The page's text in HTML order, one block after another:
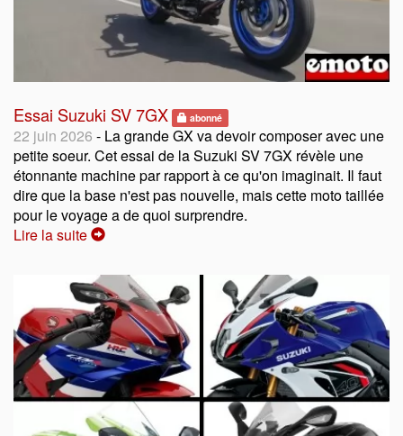
Essai Suzuki SV 7GX abonné
22 juin 2026 - La grande GX va devoir composer avec une
petite soeur. Cet essai de la Suzuki SV 7GX révèle une
étonnante machine par rapport à ce qu'on imaginait. Il faut
dire que la base n'est pas nouvelle, mais cette moto taillée
pour le voyage a de quoi surprendre.
Lire la suite